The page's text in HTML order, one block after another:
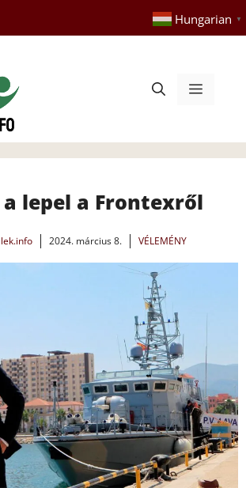
Hungarian ▼
Menü
lepel a Frontexről
2024. március 8. VÉLEMÉNY